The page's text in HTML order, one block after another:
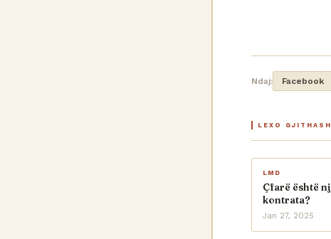
Ndaj: Facebook
LEXO
LMD
Çfarë është
kontrata?
Jan 27, 2025